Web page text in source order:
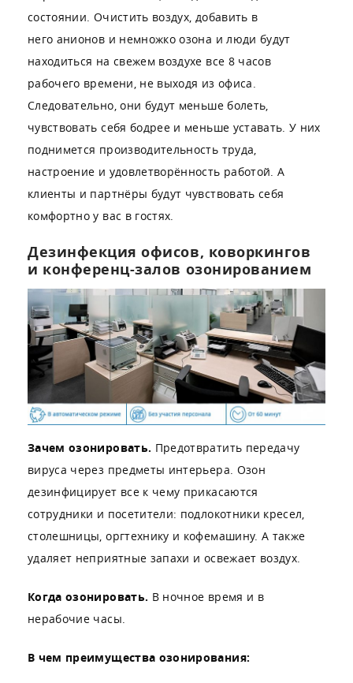
состоянии. Очистить воздух, добавить в
него анионов и немножко озона и люди будут
находиться на свежем воздухе все 8 часов
рабочего времени, не выходя из офиса.
Следовательно, они будут меньше болеть,
чувствовать себя бодрее и меньше уставать. У них
поднимется производительность труда,
настроение и удовлетворённость работой. А
клиенты и партнёры будут чувствовать себя
комфортно у вас в гостях.
Дезинфекция офисов, коворкингов
и конференц-залов озонированием
Зачем озонировать. Предотвратить передачу
вируса через предметы интерьера. Озон
дезинфицирует все к чему прикасаются
сотрудники и посетители: подлокотники кресел,
столешницы, оргтехнику и кофемашину. А также
удаляет неприятные запахи и освежает воздух.
Когда озонировать. В ночное время и в
нерабочие часы.
В чем преимущества озонирования: